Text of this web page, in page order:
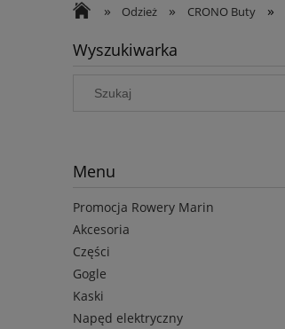
» Odzież » CRONO Buty »
Wyszukiwarka
Menu
Promocja Rowery Marin
Akcesoria
Części
Gogle
Kaski
Napęd elektryczny